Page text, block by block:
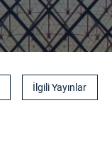
İlgili Yayınlar